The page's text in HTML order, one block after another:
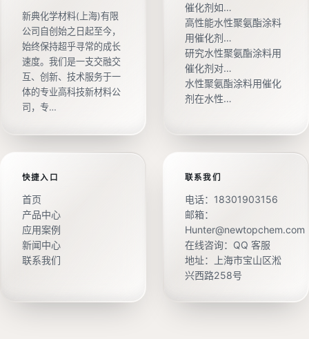
新典化学材料(上海)有限
公司自创始之日起至今，
始终保持超乎寻常的成长
速度。我们是一支交融交
互、创新、技术服务于一
体的专业高科技新材料公
司，专…
催化剂如…
高性能水性聚氨酯涂料
用催化剂…
研究水性聚氨酯涂料用
催化剂对…
水性聚氨酯涂料用催化
剂在水性…
快捷入口
首页
产品中心
应用案例
新闻中心
联系我们
联系我们
电话： 18301903156
邮箱：
Hunter@newtopchem.com
在线咨询： QQ 客服
地址：上海市宝山区淞
兴西路258号